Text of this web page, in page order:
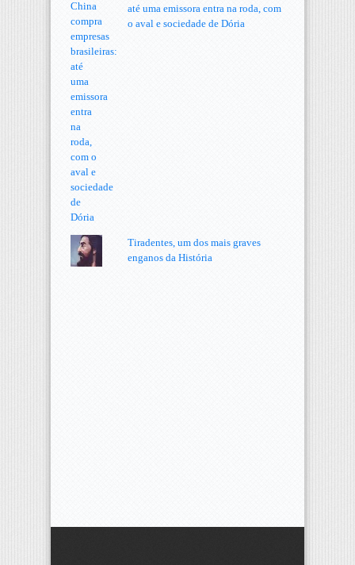
até uma emissora entra na roda, com
o aval e sociedade de Dória
Tiradentes, um dos mais graves
enganos da História